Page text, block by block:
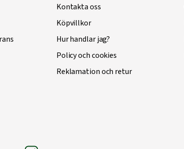
Kontakta oss
Köpvillkor
Hur handlar jag?
Policy och cookies
Reklamation och retur